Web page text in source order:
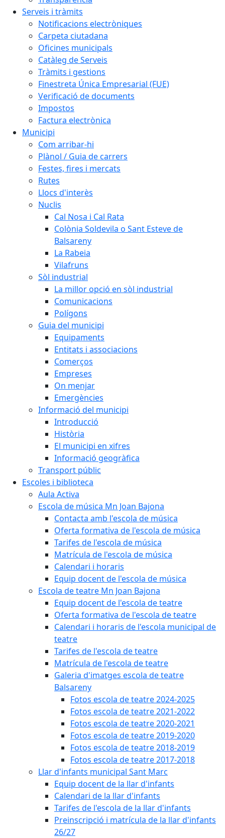
Serveis i tràmits
Notificacions electròniques
Carpeta ciutadana
Oficines municipals
Catàleg de Serveis
Tràmits i gestions
Finestreta Única Empresarial (FUE)
Verificació de documents
Impostos
Factura electrònica
Municipi
Com arribar-hi
Plànol / Guia de carrers
Festes, fires i mercats
Rutes
Llocs d'interès
Nuclis
Cal Nosa i Cal Rata
Colònia Soldevila o Sant Esteve de
Balsareny
La Rabeia
Vilafruns
Sòl industrial
La millor opció en sòl industrial
Comunicacions
Polígons
Guia del municipi
Equipaments
Entitats i associacions
Comerços
Empreses
On menjar
Emergències
Informació del municipi
Introducció
Història
El municipi en xifres
Informació geogràfica
Transport públic
Escoles i biblioteca
Aula Activa
Escola de música Mn Joan Bajona
Contacta amb l'escola de música
Oferta formativa de l'escola de música
Tarifes de l'escola de música
Matrícula de l'escola de música
Calendari i horaris
Equip docent de l'escola de música
Escola de teatre Mn Joan Bajona
Equip docent de l'escola de teatre
Oferta formativa de l'escola de teatre
Calendari i horaris de l'escola municipal de
teatre
Tarifes de l'escola de teatre
Matrícula de l'escola de teatre
Galeria d'imatges escola de teatre
Balsareny
Fotos escola de teatre 2024-2025
Fotos escola de teatre 2021-2022
Fotos escola de teatre 2020-2021
Fotos escola de teatre 2019-2020
Fotos escola de teatre 2018-2019
Fotos escola de teatre 2017-2018
Llar d'infants municipal Sant Marc
Equip docent de la llar d'infants
Calendari de la llar d'infants
Tarifes de l'escola de la llar d'infants
Preinscripció i matrícula de la llar d'infants
26/27